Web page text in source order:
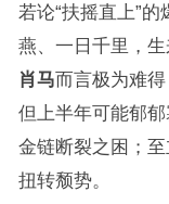
若论“扶摇直上”的
燕、一日千里，
肖马而言极为难得
但上半年可能郁
金链断裂之困；
扭转颓势。